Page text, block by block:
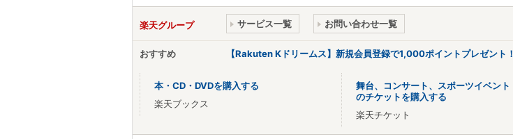
楽天グループ サービス一覧 お問い合わせ一覧
おすすめ 【Rakuten Kドリームス】新規会員登録で1,000ポイントプレゼント！
本・CD・DVDを購入する
楽天ブックス
舞台、コンサート、スポーツイベント
のチケットを購入する
楽天チケット